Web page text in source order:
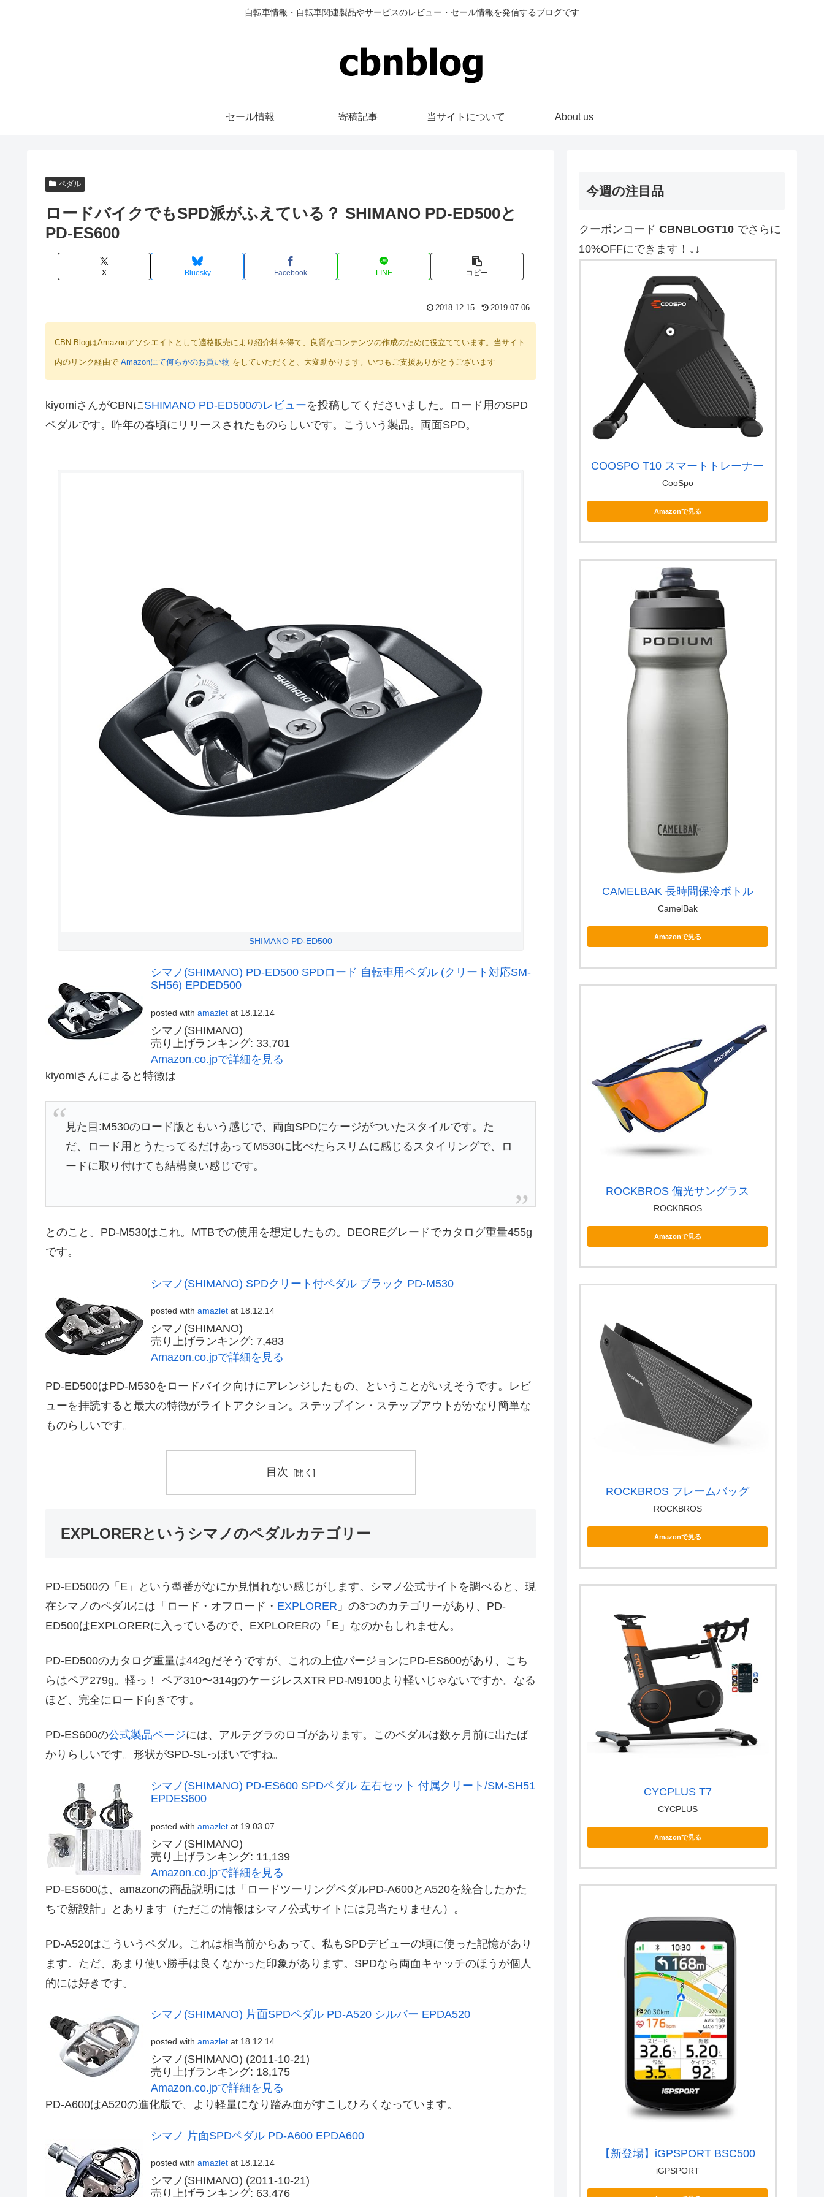
自転車情報・自転車関連製品やサービスのレビュー・セール情報を発信するブログです
セール情報 寄稿記事 当サイトについて About us
ペダル
ロードバイクでもSPD派がふえている？ SHIMANO PD-ED500と
PD-ES600
X Bluesky Facebook LINE コピー
2018.12.15 2019.07.06
CBN BlogはAmazonアソシエイトとして適格販売により紹介料を得て、良質なコンテンツの作成のために役立てています。当サイト
内のリンク経由で Amazonにて何らかのお買い物 をしていただくと、大変助かります。いつもご支援ありがとうございます
kiyomiさんがCBNにSHIMANO PD-ED500のレビューを投稿してくださいました。ロード用のSPD
ペダルです。昨年の春頃にリリースされたものらしいです。こういう製品。両面SPD。
SHIMANO PD-ED500
シマノ(SHIMANO) PD-ED500 SPDロード 自転車用ペダル (クリート対応SM-
SH56) EPDED500
posted with amazlet at 18.12.14
シマノ(SHIMANO)
売り上げランキング: 33,701
Amazon.co.jpで詳細を見る
kiyomiさんによると特徴は
見た目:M530のロード版ともいう感じで、両面SPDにケージがついたスタイルです。た
だ、ロード用とうたってるだけあってM530に比べたらスリムに感じるスタイリングで、ロ
ードに取り付けても結構良い感じです。
とのこと。PD-M530はこれ。MTBでの使用を想定したもの。DEOREグレードでカタログ重量455g
です。
シマノ(SHIMANO) SPDクリート付ペダル ブラック PD-M530
posted with amazlet at 18.12.14
シマノ(SHIMANO)
売り上げランキング: 7,483
Amazon.co.jpで詳細を見る
PD-ED500はPD-M530をロードバイク向けにアレンジしたもの、ということがいえそうです。レビ
ューを拝読すると最大の特徴がライトアクション。ステップイン・ステップアウトがかなり簡単な
ものらしいです。
目次
EXPLORERというシマノのペダルカテゴリー
PD-ED500の「E」という型番がなにか見慣れない感じがします。シマノ公式サイトを調べると、現
在シマノのペダルには「ロード・オフロード・ EXPLORER 」の3つのカテゴリーがあり、PD-
ED500はEXPLORERに入っているので、EXPLORERの「E」なのかもしれません。
PD-ED500のカタログ重量は442gだそうですが、これの上位バージョンにPD-ES600があり、こち
らはペア279g。軽っ！ ペア310〜314gのケージレスXTR PD-M9100より軽いじゃないですか。なる
ほど、完全にロード向きです。
PD-ES600の公式製品ページには、アルテグラのロゴがあります。このペダルは数ヶ月前に出たば
かりらしいです。形状がSPD-SLっぽいですね。
シマノ(SHIMANO) PD-ES600 SPDペダル 左右セット 付属クリート/SM-SH51
EPDES600
posted with amazlet at 19.03.07
シマノ(SHIMANO)
売り上げランキング: 11,139
Amazon.co.jpで詳細を見る
PD-ES600は、amazonの商品説明には「ロードツーリングペダルPD-A600とA520を統合したかた
ちで新設計」とあります（ただこの情報はシマノ公式サイトには見当たりません）。
PD-A520はこういうペダル。これは相当前からあって、私もSPDデビューの頃に使った記憶があり
ます。ただ、あまり使い勝手は良くなかった印象があります。SPDなら両面キャッチのほうが個人
的には好きです。
シマノ(SHIMANO) 片面SPDペダル PD-A520 シルバー EPDA520
posted with amazlet at 18.12.14
シマノ(SHIMANO) (2011-10-21)
売り上げランキング: 18,175
Amazon.co.jpで詳細を見る
PD-A600はA520の進化版で、より軽量になり踏み面がすこしひろくなっています。
シマノ 片面SPDペダル PD-A600 EPDA600
posted with amazlet at 18.12.14
シマノ(SHIMANO) (2011-10-21)
売り上げランキング: 63,476
今週の注目品
クーポンコード CBNBLOGT10 でさらに
10%OFFにできます！↓↓
COOSPO T10 スマートトレーナー
CooSpo
Amazonで見る
CAMELBAK 長時間保冷ボトル
CamelBak
Amazonで見る
ROCKBROS 偏光サングラス
ROCKBROS
Amazonで見る
ROCKBROS フレームバッグ
ROCKBROS
Amazonで見る
CYCPLUS T7
CYCPLUS
Amazonで見る
【新登場】iGPSPORT BSC500
iGPSPORT